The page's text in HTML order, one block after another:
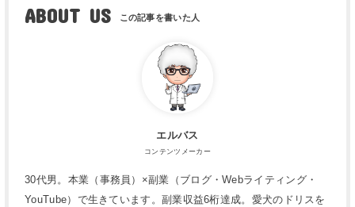
ABOUT US
エルバス
コンテンツメーカー
30代男。本業（事務員）×副業（ブログ・Webライティング・
YouTube）で生きています。副業収益6桁達成。愛犬のドリスを